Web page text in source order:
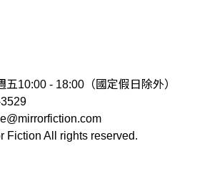
10:00 - 18:00（國定假日除外）
Fiction All rights reserved.